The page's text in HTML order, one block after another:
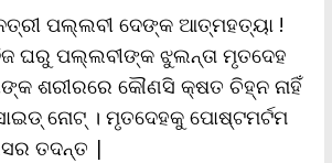
i
n
k
F
r
i
e
n
d
l
ପଲ୍ଲବୀ ଦେଙ୍କ ଆତ୍ମହତ୍ୟା !
ଘରୁ ପଲ୍ଲବୀଙ୍କ ଝୁଲନ୍ତା ମୃତଦେହ
ଶରୀରରେ କୌଣସି କ୍ଷତ ଚିହ୍ନ ନାହିଁ
ନୋଟ୍‌ । ମୃତଦେହକୁ ପୋଷ୍ଟମର୍ଟମ
ତଦନ୍ତ |